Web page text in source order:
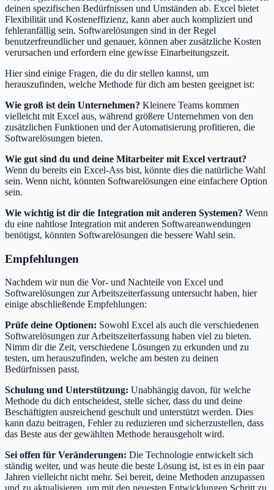
deinen spezifischen Bedürfnissen und Umständen ab. Excel bietet
Flexibilität und Kosteneffizienz, kann aber auch kompliziert und
fehleranfällig sein. Softwarelösungen sind in der Regel
benutzerfreundlicher und genauer, können aber zusätzliche Kosten
verursachen und erfordern eine gewisse Einarbeitungszeit.
Hier sind einige Fragen, die du dir stellen kannst, um
herauszufinden, welche Methode für dich am besten geeignet ist:
Wie groß ist dein Unternehmen? Kleinere Teams kommen
vielleicht mit Excel aus, während größere Unternehmen von den
zusätzlichen Funktionen und der Automatisierung profitieren, die
Softwarelösungen bieten.
Wie gut sind du und deine Mitarbeiter mit Excel vertraut?
Wenn du bereits ein Excel-Ass bist, könnte dies die natürliche Wahl
sein. Wenn nicht, könnten Softwarelösungen eine einfachere Option
sein.
Wie wichtig ist dir die Integration mit anderen Systemen? Wenn
du eine nahtlose Integration mit anderen Softwareanwendungen
benötigst, könnten Softwarelösungen die bessere Wahl sein.
Empfehlungen
Nachdem wir nun die Vor- und Nachteile von Excel und
Softwarelösungen zur Arbeitszeiterfassung untersucht haben, hier
einige abschließende Empfehlungen:
Prüfe deine Optionen: Sowohl Excel als auch die verschiedenen
Softwarelösungen zur Arbeitszeiterfassung haben viel zu bieten.
Nimm dir die Zeit, verschiedene Lösungen zu erkunden und zu
testen, um herauszufinden, welche am besten zu deinen
Bedürfnissen passt.
Schulung und Unterstützung: Unabhängig davon, für welche
Methode du dich entscheidest, stelle sicher, dass du und deine
Beschäftigten ausreichend geschult und unterstützt werden. Dies
kann dazu beitragen, Fehler zu reduzieren und sicherzustellen, dass
das Beste aus der gewählten Methode herausgeholt wird.
Sei offen für Veränderungen: Die Technologie entwickelt sich
ständig weiter, und was heute die beste Lösung ist, ist es in ein paar
Jahren vielleicht nicht mehr. Sei bereit, deine Methoden anzupassen